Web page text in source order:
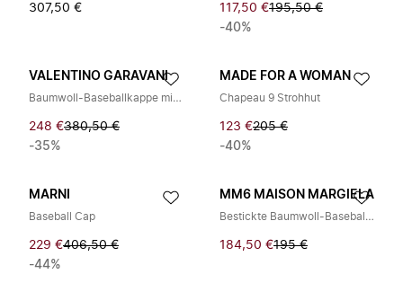
307,50 € 117,50 €195,50 €
-40%
VALENTINO GARAVANI
Baumwoll-Baseballkappe mit Stickerei
248 €380,50 €
-35%
MADE FOR A WOMAN
Chapeau 9 Strohhut
123 €205 €
-40%
MARNI
Baseball Cap
229 €406,50 €
-44%
MM6 MAISON MARGIELA
Bestickte Baumwoll-Baseballkappe
184,50 €195 €